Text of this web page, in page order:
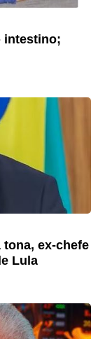
intestino;
ex-chefe
Lula